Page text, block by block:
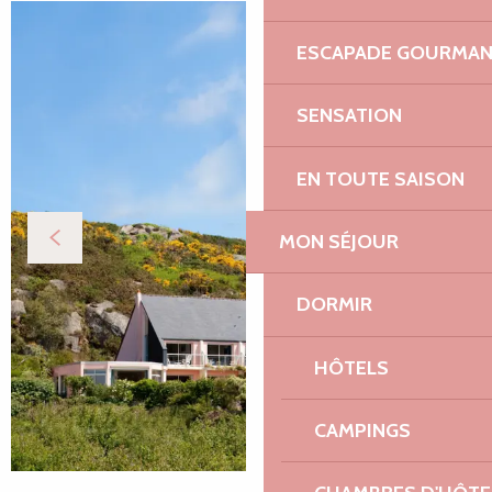
ESCAPADE
SENSATION
EN TOUTE SAISON
MON SÉJOUR
DORMIR
HÔTELS
CAMPINGS